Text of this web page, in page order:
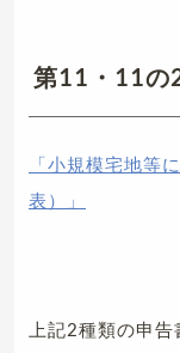
第11・11の
「小規模宅地等
表）」
上記2種類の申